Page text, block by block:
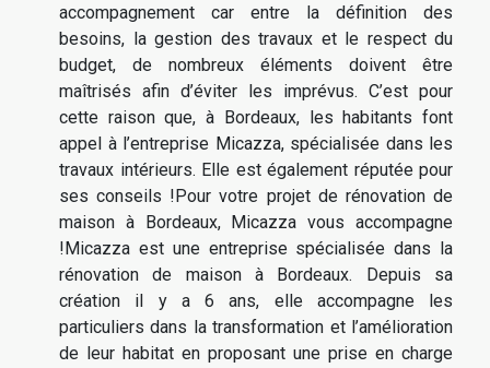
accompagnement car entre la définition des
besoins, la gestion des travaux et le respect du
budget, de nombreux éléments doivent être
maîtrisés afin d’éviter les imprévus. C’est pour
cette raison que, à Bordeaux, les habitants font
appel à l’entreprise Micazza, spécialisée dans les
travaux intérieurs. Elle est également réputée pour
ses conseils !Pour votre projet de rénovation de
maison à Bordeaux, Micazza vous accompagne
!Micazza est une entreprise spécialisée dans la
rénovation de maison à Bordeaux. Depuis sa
création il y a 6 ans, elle accompagne les
particuliers dans la transformation et l’amélioration
de leur habitat en proposant une prise en charge